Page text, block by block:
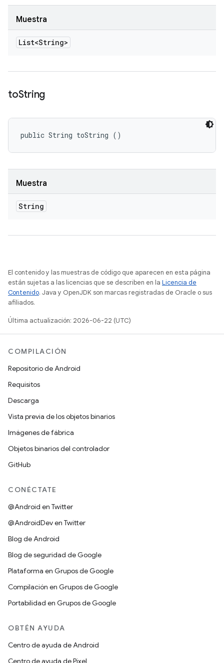
Muestra
List<String>
toString
public String toString ()
Muestra
String
El contenido y las muestras de código que aparecen en esta página
están sujetas a las licencias que se describen en la Licencia de
Contenido. Java y OpenJDK son marcas registradas de Oracle o sus
afiliados.
Última actualización: 2026-06-22 (UTC)
COMPILACIÓN
Repositorio de Android
Requisitos
Descarga
Vista previa de los objetos binarios
Imágenes de fábrica
Objetos binarios del controlador
GitHub
CONÉCTATE
@Android en Twitter
@AndroidDev en Twitter
Blog de Android
Blog de seguridad de Google
Plataforma en Grupos de Google
Compilación en Grupos de Google
Portabilidad en Grupos de Google
OBTÉN AYUDA
Centro de ayuda de Android
Centro de ayuda de Pixel